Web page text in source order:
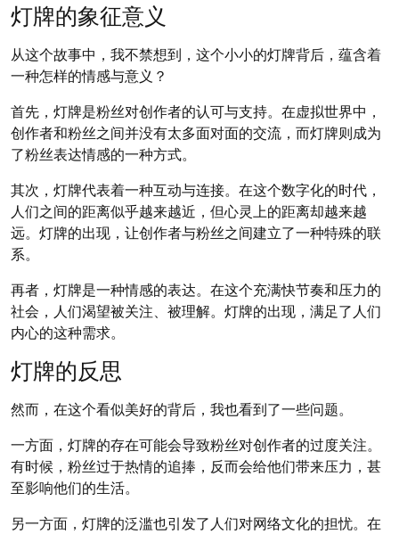
灯牌的象征意义
从这个故事中，我不禁想到，这个小小的灯牌背后，蕴含着
一种怎样的情感与意义？
首先，灯牌是粉丝对创作者的认可与支持。在虚拟世界中，
创作者和粉丝之间并没有太多面对面的交流，而灯牌则成为
了粉丝表达情感的一种方式。
其次，灯牌代表着一种互动与连接。在这个数字化的时代，
人们之间的距离似乎越来越近，但心灵上的距离却越来越
远。灯牌的出现，让创作者与粉丝之间建立了一种特殊的联
系。
再者，灯牌是一种情感的表达。在这个充满快节奏和压力的
社会，人们渴望被关注、被理解。灯牌的出现，满足了人们
内心的这种需求。
灯牌的反思
然而，在这个看似美好的背后，我也看到了一些问题。
一方面，灯牌的存在可能会导致粉丝对创作者的过度关注。
有时候，粉丝过于热情的追捧，反而会给他们带来压力，甚
至影响他们的生活。
另一方面，灯牌的泛滥也引发了人们对网络文化的担忧。在